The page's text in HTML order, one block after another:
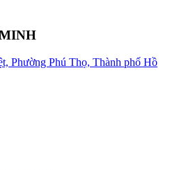
Phường Phú Thọ, Thành phố Hồ